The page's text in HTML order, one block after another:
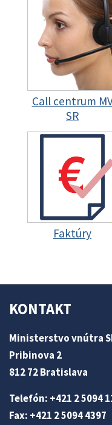
Call centrum
SR
Faktúry
KONTAKT
Ministerstvo vnútra
Pribinova 2
812 72 Bratislava
Telefón: +421 2 5094
Fax: +421 2 5094 4397